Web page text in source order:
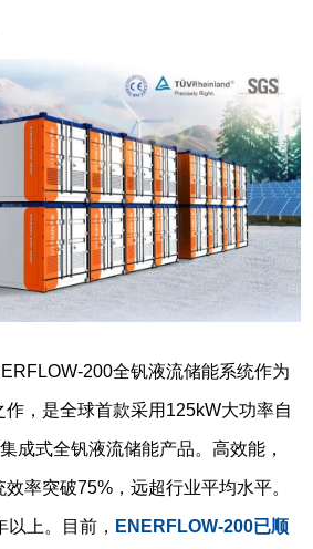
200全钒液流储能系统作为
，是全球首款采用125kW大功率自
集成式全钒液流储能产品。高效能，
率突破75%，远超行业平均水平。
上。目前， ENERFLOW-200已顺